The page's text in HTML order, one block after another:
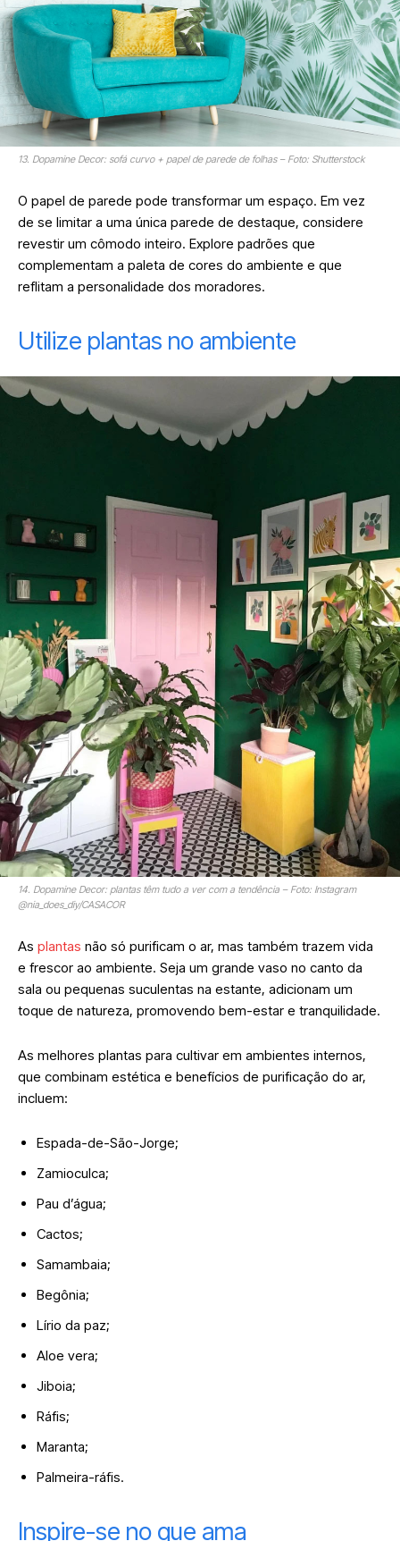
13. Dopamine Decor: sofá curvo + papel de parede de folhas – Foto: Shutterstock
O papel de parede pode transformar um espaço. Em vez
de se limitar a uma única parede de destaque, considere
revestir um cômodo inteiro. Explore padrões que
complementam a paleta de cores do ambiente e que
reflitam a personalidade dos moradores.
Utilize plantas no ambiente
14. Dopamine Decor: plantas têm tudo a ver com a tendência – Foto: Instagram
@nia_does_diy/CASACOR
As plantas não só purificam o ar, mas também trazem vida
e frescor ao ambiente. Seja um grande vaso no canto da
sala ou pequenas suculentas na estante, adicionam um
toque de natureza, promovendo bem-estar e tranquilidade.
As melhores plantas para cultivar em ambientes internos,
que combinam estética e benefícios de purificação do ar,
incluem:
Espada-de-São-Jorge;
Zamioculca;
Pau d’água;
Cactos;
Samambaia;
Begônia;
Lírio da paz;
Aloe vera;
Jiboia;
Ráfis;
Maranta;
Palmeira-ráfis.
Inspire-se no que ama